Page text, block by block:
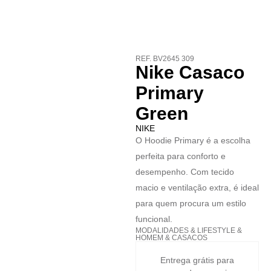
REF. BV2645 309
Nike Casaco
Primary
Green
NIKE
O Hoodie Primary é a escolha
perfeita para conforto e
desempenho. Com tecido
macio e ventilação extra, é ideal
para quem procura um estilo
funcional.
MODALIDADES & LIFESTYLE &
HOMEM & CASACOS
Entrega grátis para